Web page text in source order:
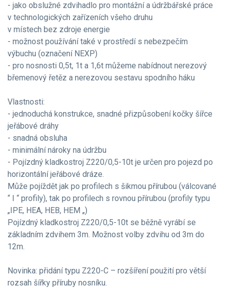
- jako obslužné zdvihadlo pro montážní a údržbářské práce
v technologických zařízeních všeho druhu
v místech bez zdroje energie
- možnost používání také v prostředí s nebezpečím
výbuchu (označení NEXP)
- pro nosnosti 0,5t, 1t a 1,6t můžeme nabídnout nerezový
břemenový řetěz a nerezovou sestavu spodního háku
Vlastnosti:
- jednoduchá konstrukce, snadné přizpůsobení kočky šířce
jeřábové dráhy
- snadná obsluha
- minimální nároky na údržbu
- Pojízdný kladkostroj Z220/0,5-10t je určen pro pojezd po
horizontální jeřábové dráze.
Může pojíždět jak po profilech s šikmou přírubou (válcované
“ I “ profily), tak po profilech s rovnou přírubou (profily typu
„IPE, HEA, HEB, HEM „)
Pojízdný kladkostroj Z220/0,5-10t se běžně vyrábí se
základním zdvihem 3m. Možnost volby zdvihu od 3m do
12m.
Novinka: přidání typu Z220-C – rozšíření použití pro větší
rozsah šířky příruby nosníku.